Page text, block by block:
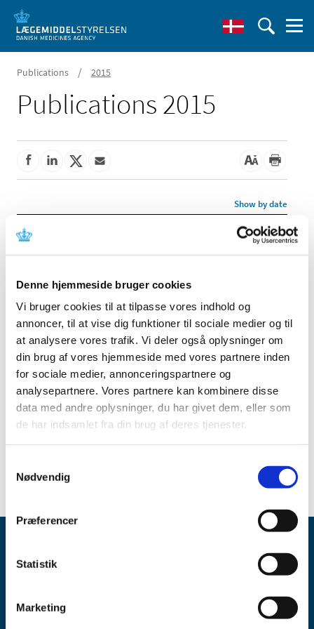
Denne hjemmeside bruger cookies
Vi bruger cookies til at tilpasse vores indhold og
annoncer, til at vise dig funktioner til sociale medier og til
at analysere vores trafik. Vi deler også oplysninger om
din brug af vores hjemmeside med vores partnere inden
for sociale medier, annonceringspartnere og
analysepartnere. Vores partnere kan kombinere disse
data med andre oplysninger, du har givet dem, eller som
de har indsamlet fra din brug af deres tjenester.
Nødvendig
Præferencer
Statistik
Marketing
Publications / 2015
Publications 2015
Show by date
Annual Pharmacovigilance Report 2014
|08 May 2015|
reports in the Danish adverse reaction database came
All items (5)
TIME
2015 (4)
July (2)